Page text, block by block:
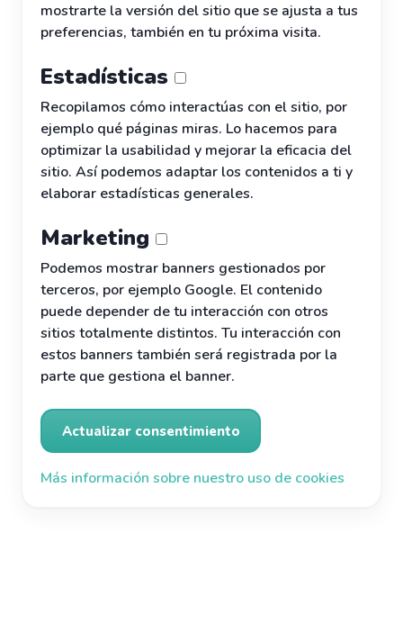
mostrarte la versión del sitio que se ajusta a tus
preferencias, también en tu próxima visita.
Estadísticas
Recopilamos cómo interactúas con el sitio, por
ejemplo qué páginas miras. Lo hacemos para
optimizar la usabilidad y mejorar la eficacia del
sitio. Así podemos adaptar los contenidos a ti y
elaborar estadísticas generales.
Marketing
Podemos mostrar banners gestionados por
terceros, por ejemplo Google. El contenido
puede depender de tu interacción con otros
sitios totalmente distintos. Tu interacción con
estos banners también será registrada por la
parte que gestiona el banner.
Actualizar consentimiento
Más información sobre nuestro uso de cookies